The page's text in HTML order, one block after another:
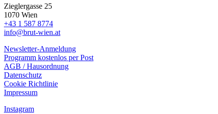
Zieglergasse 25
1070 Wien
+43 1 587 8774
info@brut-wien.at
Newsletter-Anmeldung
Programm kostenlos per Post
AGB / Hausordnung
Datenschutz
Cookie Richtlinie
Impressum
Instagram